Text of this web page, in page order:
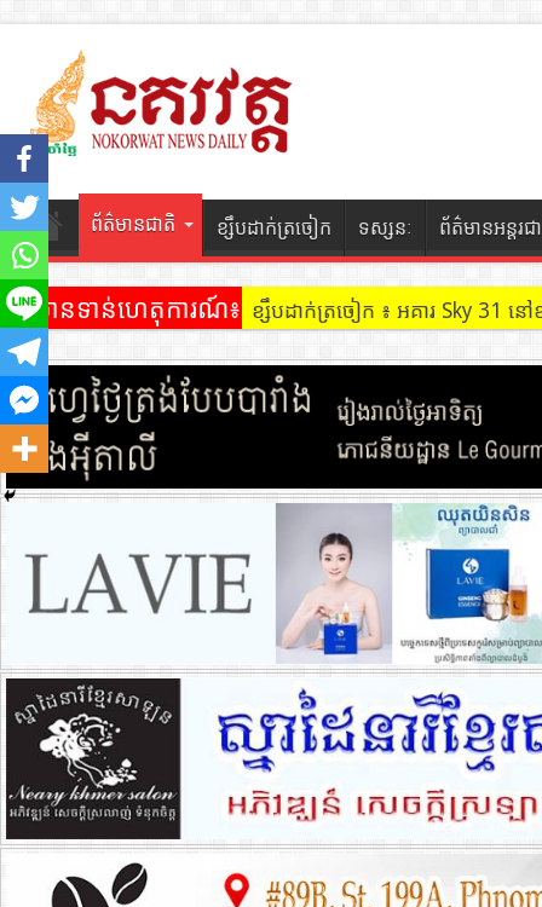
ព័ត៌មានជាតិ ខ្សឹបដាក់ត្រចៀក ទស្សនៈ ព័ត៌មានអន្តរជ
ព័ត៌មានទាន់ហេតុការណ៍៖ ខ្សឹបដាក់ត្រចៀក ៖ អគារ Sky 31